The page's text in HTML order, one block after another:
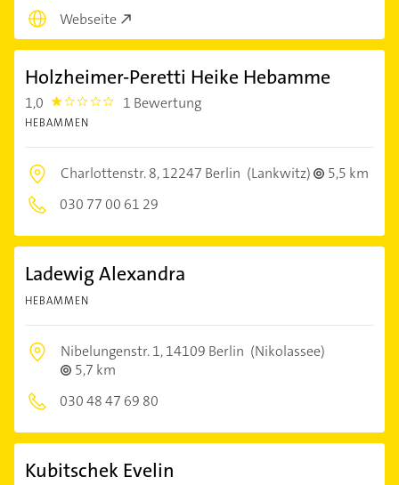
Webseite
Holzheimer-Peretti Heike Hebamme
1,0 1.0 1 Bewertung
HEBAMMEN
Charlottenstr. 8,12247 Berlin (Lankwitz)
5,5 km
030 77 00 61 29
Ladewig Alexandra
HEBAMMEN
Nibelungenstr. 1,14109 Berlin (Nikolassee)
5,7 km
030 48 47 69 80
Kubitschek Evelin